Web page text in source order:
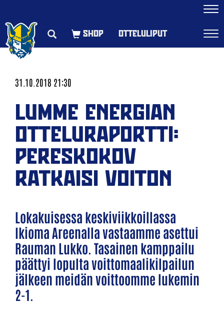
OTTELULIPUT
31.10.2018 21:30
LUMME ENERGIAN
OTTELURAPORTTI:
PERESKOKOV
RATKAISI VOITON
Lokakuisessa keskiviikkoillassa
Ikioma Areenalla vastaamme asettui
Rauman Lukko. Tasainen kamppailu
päättyi lopulta voittomaalikilpailun
jälkeen meidän voittoomme lukemin
2-1.